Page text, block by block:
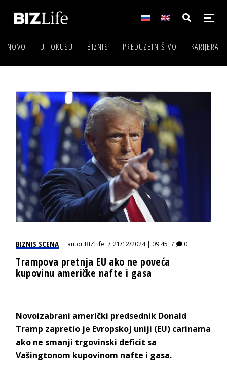
NOVO U FOKUSU BIZNIS PREDUZETNIŠTVO KARIJERA
BIZNIS SCENA autorBIZLife 21/12/2024 | 09:45 0
Trampova pretnja EU ako ne poveća
kupovinu američke nafte i gasa
Novoizabrani američki predsednik Donald
Tramp zapretio je Evropskoj uniji (EU) carinama
ako ne smanji trgovinski deficit sa
Vašingtonom kupovinom nafte i gasa.